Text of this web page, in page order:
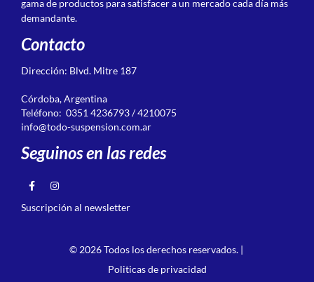
gama de productos para satisfacer a un mercado cada día más
demandante.
Contacto
Dirección: Blvd. Mitre 187
Córdoba, Argentina
Teléfono: 0351 4236793 / 4210075
info@todo-suspension.com.ar
Seguinos en las redes
Suscripción al newsletter
© 2026 Todos los derechos reservados. |
Politicas de privacidad